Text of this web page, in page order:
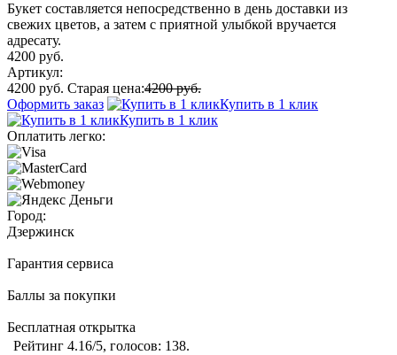
Букет составляется непосредственно в день доставки из
свежих цветов, а затем с приятной улыбкой вручается
адресату.
4200 руб.
Артикул:
4200 руб. Старая цена:4200 руб.
Оформить заказ
Купить в 1 клик
Купить в 1 клик
Оплатить легко:
Город:
Дзержинск
Гарантия сервиса
Баллы за покупки
Бесплатная открытка
Рейтинг 4.16/5, голосов: 138.